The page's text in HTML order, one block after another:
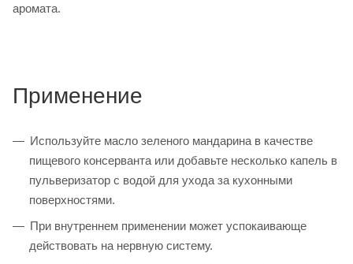
аромата.
Применение
Используйте масло зеленого мандарина в качестве
пищевого консерванта или добавьте несколько капель в
пульверизатор с водой для ухода за кухонными
поверхностями.
При внутреннем применении может успокаивающе
действовать на нервную систему.